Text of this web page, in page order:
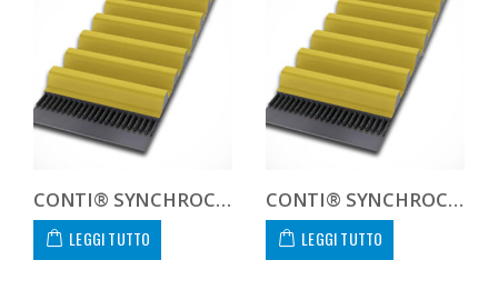
CONTI® SYNCHROCHAIN CARBON CTD 14M 1260 125 C
LEGGI TUTTO
CONTI® SYNCHROCHAIN CARBON CTD 14M 1260 450 C CUSTOM
LEGGI TUTTO